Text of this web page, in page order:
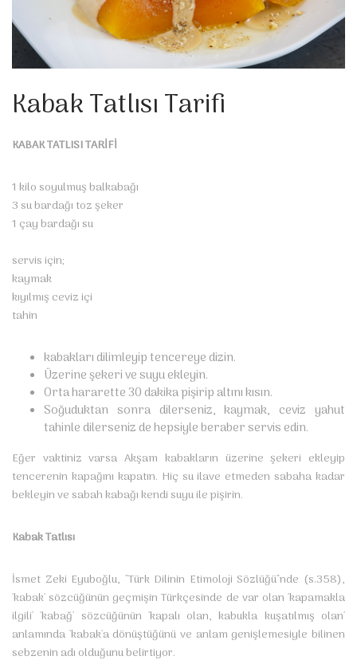
Kabak Tatlısı Tarifi
KABAK TATLISI TARİFİ
1 kilo soyulmuş balkabağı
3 su bardağı toz şeker
1 çay bardağı su
servis için;
kaymak
kıyılmış ceviz içi
tahin
kabakları dilimleyip tencereye dizin.
Üzerine şekeri ve suyu ekleyin.
Orta hararette 30 dakika pişirip altını kısın.
Soğuduktan sonra dilerseniz, kaymak, ceviz yahut
tahinle dilerseniz de hepsiyle beraber servis edin.
Eğer vaktiniz varsa Akşam kabakların üzerine şekeri ekleyip
tencerenin kapağını kapatın. Hiç su ilave etmeden sabaha kadar
bekleyin ve sabah kabağı kendi suyu ile pişirin.
Kabak Tatlısı
İsmet Zeki Eyuboğlu, "Türk Dilinin Etimoloji Sözlüğü"nde (s.358),
'kabak' sözcüğünün geçmişin Türkçesinde de var olan 'kapamakla
ilgili' 'kabağ' sözcüğünün 'kapalı olan, kabukla kuşatılmış olan'
anlamında 'kabak'a dönüştüğünü ve anlam genişlemesiyle bilinen
sebzenin adı olduğunu belirtiyor.